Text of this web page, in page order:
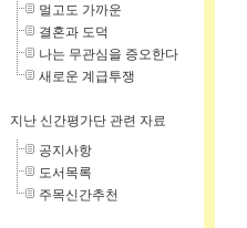
멀고도 가까운
결혼과 도덕
나는 무관심을 증오한다
새로운 계급투쟁
지난 신간평가단 관련 자료
공지사항
도서목록
주목신간추천